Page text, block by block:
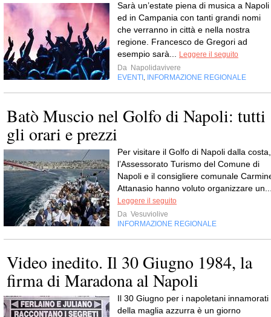
Sarà un’estate piena di musica a Napoli
ed in Campania con tanti grandi nomi
che verranno in città e nella nostra
regione. Francesco de Gregori ad
esempio sarà...
Leggere il seguito
Da Napolidavivere
EVENTI
INFORMAZIONE REGIONALE
Batò Muscio nel Golfo di Napoli: tutti
gli orari e prezzi
Per visitare il Golfo di Napoli dalla costa,
l’Assessorato Turismo del Comune di
Napoli e il consigliere comunale
Attanasio hanno voluto organizzare
Leggere il seguito
Da Vesuviolive
INFORMAZIONE REGIONALE
Video inedito. Il 30 Giugno 1984, la
firma di Maradona al Napoli
Il 30 Giugno per i napoletani innamorati
della maglia azzurra è un giorno